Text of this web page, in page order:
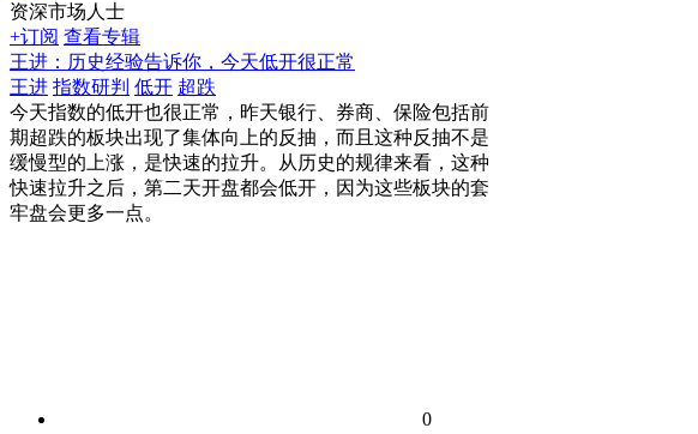
资深市场人士
+订阅 查看专辑
王进：历史经验告诉你，今天低开很正常
王进 指数研判 低开 超跌
今天指数的低开也很正常，昨天银行、券商、保险包括前
期超跌的板块出现了集体向上的反抽，而且这种反抽不是
缓慢型的上涨，是快速的拉升。从历史的规律来看，这种
快速拉升之后，第二天开盘都会低开，因为这些板块的套
牢盘会更多一点。
0